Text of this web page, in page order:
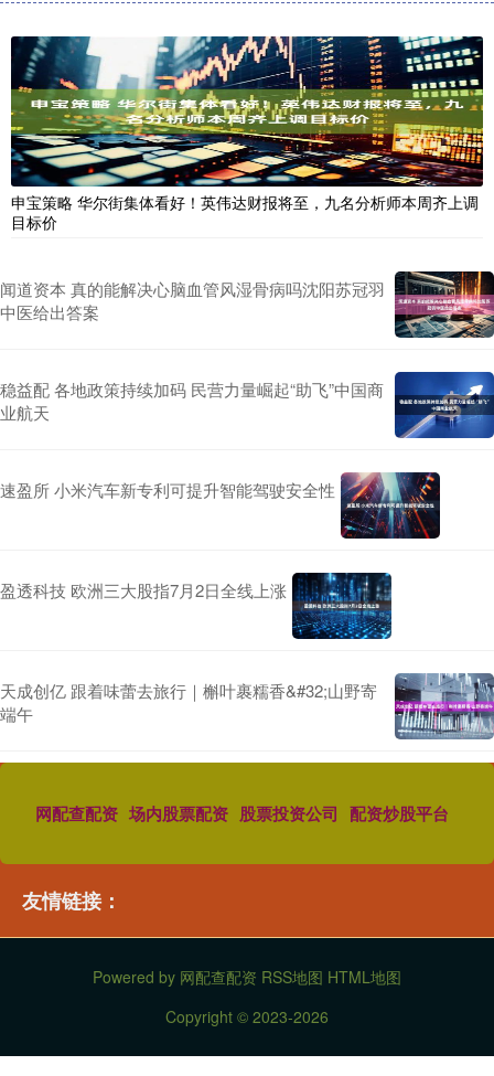
申宝策略 华尔街集体看好！英伟达财报将至，九名分析师本周齐上调
目标价
闻道资本 真的能解决心脑血管风湿骨病吗沈阳苏冠羽
中医给出答案
稳益配 各地政策持续加码 民营力量崛起“助飞”中国商
业航天
速盈所 小米汽车新专利可提升智能驾驶安全性
盈透科技 欧洲三大股指7月2日全线上涨
天成创亿 跟着味蕾去旅行｜槲叶裹糯香&#32;山野寄
端午
网配查配资 场内股票配资 股票投资公司 配资炒股平台
友情链接：
Powered by 网配查配资 RSS地图 HTML地图
Copyright © 2023-2026